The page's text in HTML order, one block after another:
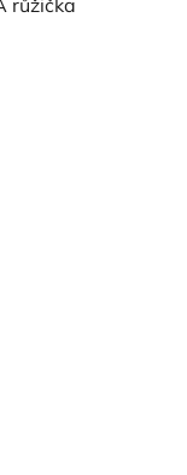
růžička